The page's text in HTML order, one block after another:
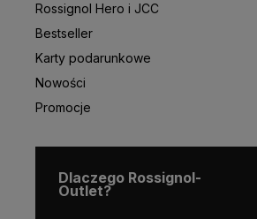
Rossignol Hero i JCC
Bestseller
Karty podarunkowe
Nowości
Promocje
Dlaczego Rossignol-
Outlet?